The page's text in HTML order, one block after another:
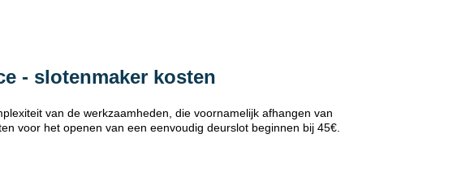
- slotenmaker kosten
van de werkzaamheden, die voornamelijk afhangen van
voor het openen van een eenvoudig deurslot beginnen bij 45€.